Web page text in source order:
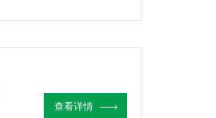
查看详情